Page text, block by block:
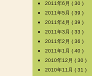
2011年6月 ( 30 )
2011年5月 ( 39 )
2011年4月 ( 39 )
2011年3月 ( 33 )
2011年2月 ( 36 )
2011年1月 ( 40 )
2010年12月 ( 30 )
2010年11月 ( 31 )